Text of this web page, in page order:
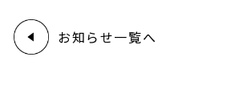
お知らせ一覧へ